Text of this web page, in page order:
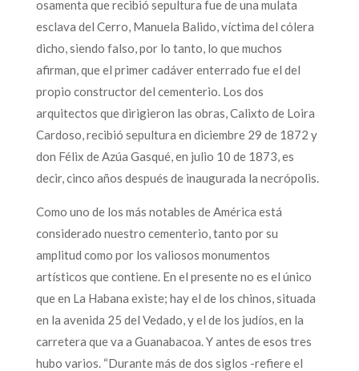
osamenta que recibió sepultura fue de una mulata
esclava del Cerro, Manuela Balido, víctima del cólera
dicho, siendo falso, por lo tanto, lo que muchos
afirman, que el primer cadáver enterrado fue el del
propio constructor del cementerio. Los dos
arquitectos que dirigieron las obras, Calixto de Loira
Cardoso, recibió sepultura en diciembre 29 de 1872 y
don Félix de Azúa Gasqué, en julio 10 de 1873, es
decir, cinco años después de inaugurada la necrópolis.
Como uno de los más notables de América está
considerado nuestro cementerio, tanto por su
amplitud como por los valiosos monumentos
artísticos que contiene. En el presente no es el único
que en La Habana existe; hay el de los chinos, situada
en la avenida 25 del Vedado, y el de los judíos, en la
carretera que va a Guanabacoa. Y antes de esos tres
hubo varios. “Durante más de dos siglos -refiere el